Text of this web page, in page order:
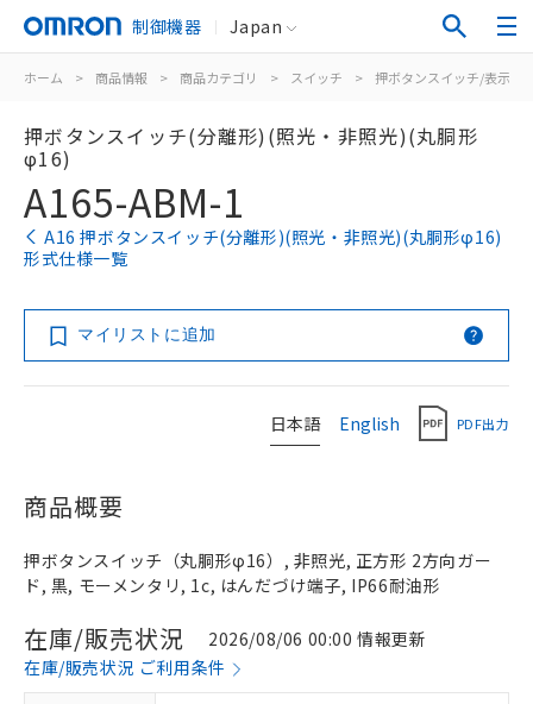
制御機器 Japan
ホーム > 商品情報 > 商品カテゴリ > スイッチ > 押ボタンスイッチ/表示灯
押ボタンスイッチ(分離形)(照光・非照光)(丸胴形
φ16)
A165-ABM-1
A16 押ボタンスイッチ(分離形)(照光・非照光)(丸胴形φ16)
形式仕様一覧
マイリストに追加
日本語 English PDF出力
商品概要
押ボタンスイッチ（丸胴形φ16）, 非照光, 正方形 2方向ガー
ド, 黒, モーメンタリ, 1c, はんだづけ端子, IP66耐油形
在庫/販売状況
2026/08/06 00:00 情報更新
在庫/販売状況 ご利用条件